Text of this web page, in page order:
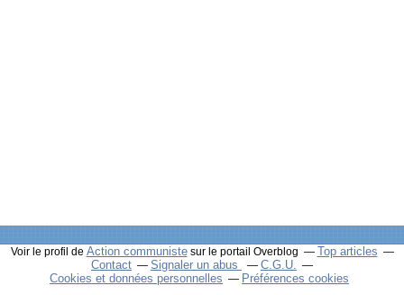
Voir le profil de Action communistesur le portail Overblog
Top articles
Contact
Signaler un abus
C.G.U.
Cookies et données personnelles
Préférences cookies